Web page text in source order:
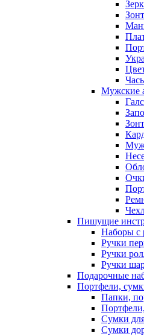
Мужские
Пишущие
Наборы с
Ручки
Ручки
Ручки
Подарочные
Портфели,
Папки,
Сумки
Сумки